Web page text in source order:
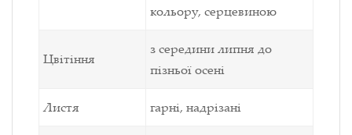
кольору, серцевиною
Цвітіння
з середини липня до
пізньої осені
Листя гарні, надрізані